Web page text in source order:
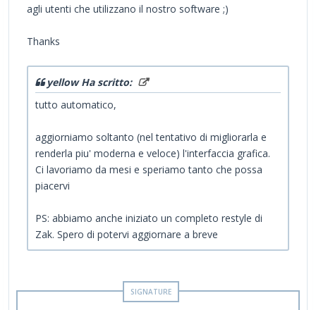
agli utenti che utilizzano il nostro software ;)
Thanks
yellow Ha scritto:
tutto automatico,
aggiorniamo soltanto (nel tentativo di migliorarla e
renderla piu' moderna e veloce) l'interfaccia grafica.
Ci lavoriamo da mesi e speriamo tanto che possa
piacervi
PS: abbiamo anche iniziato un completo restyle di
Zak. Spero di potervi aggiornare a breve